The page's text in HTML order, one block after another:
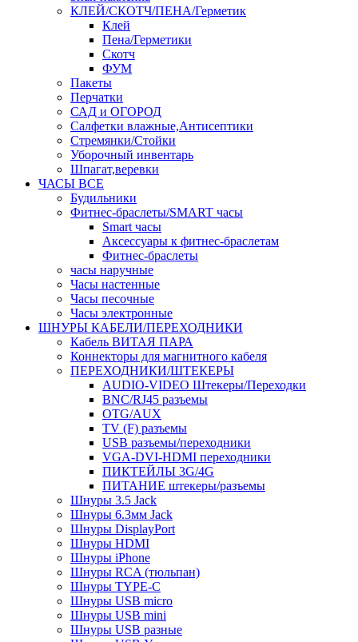
КЛЕЙ/СКОТЧ/ПЕНА/Герметик
Клей
Пена/Герметики
Скотч
ФУМ
Пакеты
Перчатки
САД и ОГОРОД
Салфетки влажные,Антисептики
Стремянки/Стойки
Уборочный инвентарь
Шпагат,веревки
ЧАСЫ ВСЕ
Будильники
Фитнес-браслеты/SMART часы
Smart часы
Аксессуары к фитнес-браслетам
Фитнес-браслеты
часы наручные
Часы настенные
Часы песочные
Часы электронные
ШНУРЫ КАБЕЛИ/ПЕРЕХОДНИКИ
Кабель ВИТАЯ ПАРА
Коннекторы для магнитного кабеля
ПЕРЕХОДНИКИ/ШТЕКЕРЫ
AUDIO-VIDEO Штекеры/Переходки
BNC/RJ45 разъемы
OTG/AUX
TV (F) разъемы
USB разъемы/переходники
VGA-DVI-HDMI переходники
ПИКТЕЙЛЫ 3G/4G
ПИТАНИЕ штекеры/разъемы
Шнуры 3.5 Jack
Шнуры 6.3мм Jack
Шнуры DisplayPort
Шнуры HDMI
Шнуры iPhone
Шнуры RCA (тюльпан)
Шнуры TYPE-C
Шнуры USB micro
Шнуры USB mini
Шнуры USB разные